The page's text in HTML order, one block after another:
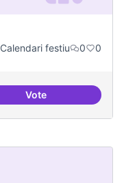
Calendari festiu 0 0
VoteUna única Festa